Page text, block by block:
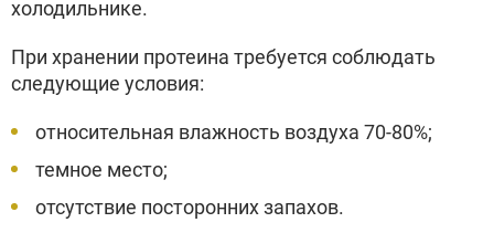
холодильнике.
При хранении протеина требуется соблюдать
следующие условия:
относительная влажность воздуха 70-80%;
темное место;
отсутствие посторонних запахов.